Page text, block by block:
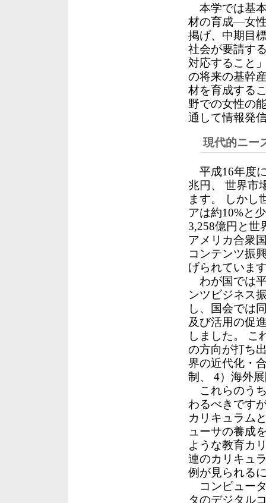
本学では基
材の育成―女
掲げ、中期目
社会が要請す
対応すること
の将来の基幹
材を育成する
野での女性の
通して情報発
現代的ニー
平成16年度
兆円、 世界市
ます。 しかし
アは約10%と
3,258億円と世
アメリカ合衆
コンテンツ振
げられていま
わが国では
ンツビジネス
し、国会では
及び活用の促
しました。 こ
の方向が打ち
界の近代化・
制、 4）海外
これらのう
わるべきです
カリキュラム
ューサの養成
ような教育カ
連のカリキュ
例が見られる
コンピュー
タのデジタル